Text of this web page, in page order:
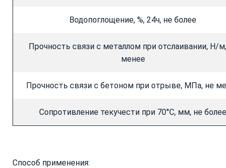
Водопоглощение, %, 24ч, не более
Прочность связи с металлом при отслаивании, Н/
менее
Прочность связи с бетоном при отрыве, МПа, не
Сопротивление текучести при 70°С, мм, не более
Способ применения: